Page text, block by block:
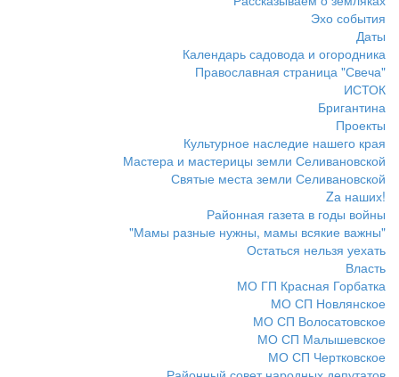
Эхо события
Даты
Календарь садовода и огородника
Православная страница "Свеча"
ИСТОК
Бригантина
Проекты
Культурное наследие нашего края
Мастера и мастерицы земли Селивановской
Святые места земли Селивановской
Zа наших!
Районная газета в годы войны
"Мамы разные нужны, мамы всякие важны"
Остаться нельзя уехать
Власть
МО ГП Красная Горбатка
МО СП Новлянское
МО СП Волосатовское
МО СП Малышевское
МО СП Чертковское